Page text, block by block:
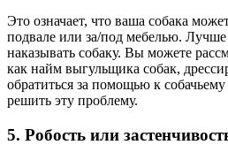
Это означает, что ваша собака
подвале или за/под мебелью.
наказывать собаку. Вы можете
как найм выгульщика собак,
обратиться за помощью к
решить эту проблему.
5. Робость или